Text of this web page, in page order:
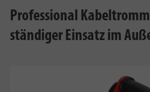
Professional
ständiger Einsatz im